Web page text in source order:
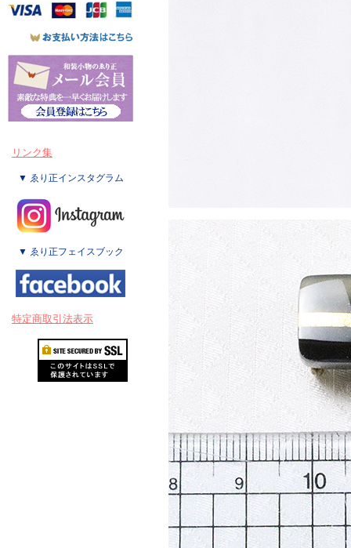
リンク集
▼ ゑり正インスタグラム
▼ ゑり正フェイスブック
特定商取引法表示